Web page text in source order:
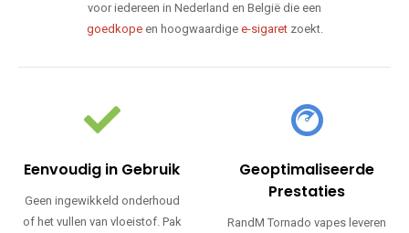
voor iedereen in Nederland en België die een
goedkopeen hoogwaardige e-sigaretzoekt.
Eenvoudig in Gebruik
Geen ingewikkeld onderhoud
of het vullen van vloeistof. Pak
Geoptimaliseerde
Prestaties
RandM Tornado vapes leveren